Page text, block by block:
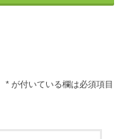
* が付いている欄は必須項目